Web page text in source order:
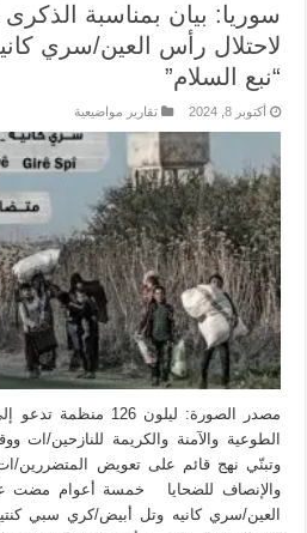
سوريا: بيان بمناسبة
لاحتلال رأس العين/سري
“نبع السلام”
أكتوبر 8, 2024 تقارير مواضيعية
مصدر الصورة: ليلون
الطوعية والآمنة والكريمة للنازحين/ات
وتبنّي نهج قائم على تعويض
والإنصاف للضحايا خمسة أعوام مضت
العين/سري كانيه وتل أبيض/كري سبي